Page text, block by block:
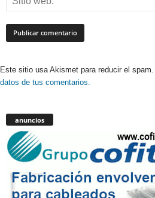
Este sitio usa Akismet para reducir el spam.
datos de tus comentarios.
anuncios